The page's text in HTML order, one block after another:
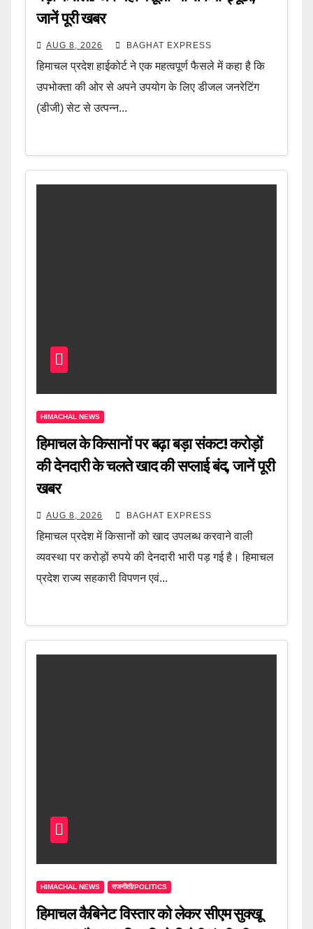
जानें पूरी खबर
AUG 8, 2026 BAGHAT EXPRESS
हिमाचल प्रदेश हाईकोर्ट ने एक महत्वपूर्ण फैसले में कहा है कि
उपभोक्ता की ओर से अपने उपयोग के लिए डीजल जनरेटिंग
(डीजी) सेट से उत्पन्न...
HIMACHAL NEWS
हिमाचल के किसानों पर बढ़ा बड़ा संकट! करोड़ों
की देनदारी के चलते खाद की सप्लाई बंद, जानें पूरी
खबर
AUG 8, 2026 BAGHAT EXPRESS
हिमाचल प्रदेश में किसानों को खाद उपलब्ध करवाने वाली
व्यवस्था पर करोड़ों रुपये की देनदारी भारी पड़ गई है। हिमाचल
प्रदेश राज्य सहकारी विपणन एवं...
HIMACHAL NEWS राजनीती/POLITICS
हिमाचल कैबिनेट विस्तार को लेकर सीएम सुक्खू